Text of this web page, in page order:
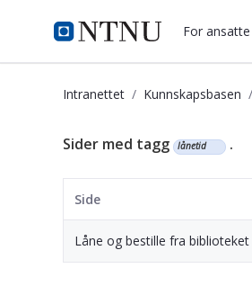
i.ntnu.no For ansatte
Intranettet Kunnskapsbasen
Kunnskapsbasen
Sider med tagg lånetid .
Side
Låne og bestille fra biblioteket